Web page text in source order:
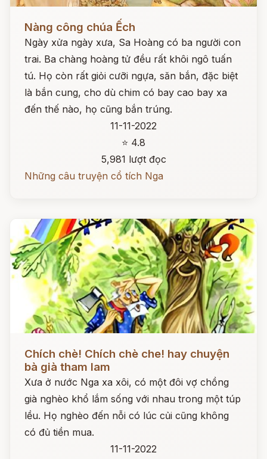
Nàng công chúa Ếch
Ngày xửa ngày xưa, Sa Hoàng có ba người con
trai. Ba chàng hoàng tử đều rất khôi ngô tuấn
tú. Họ còn rất giỏi cưỡi ngựa, săn bắn, đặc biệt
là bắn cung, cho dù chim có bay cao bay xa
đến thế nào, họ cũng bắn trúng.
11-11-2022
⭐ 4.8
5,981 lượt đọc
Những câu truyện cổ tích Nga
Chích chè! Chích chè che! hay chuyện
bà già tham lam
Xưa ở nước Nga xa xôi, có một đôi vợ chồng
già nghèo khổ lắm sống với nhau trong một túp
lều. Họ nghèo đến nỗi có lúc củi cũng không
có đủ tiền mua.
11-11-2022